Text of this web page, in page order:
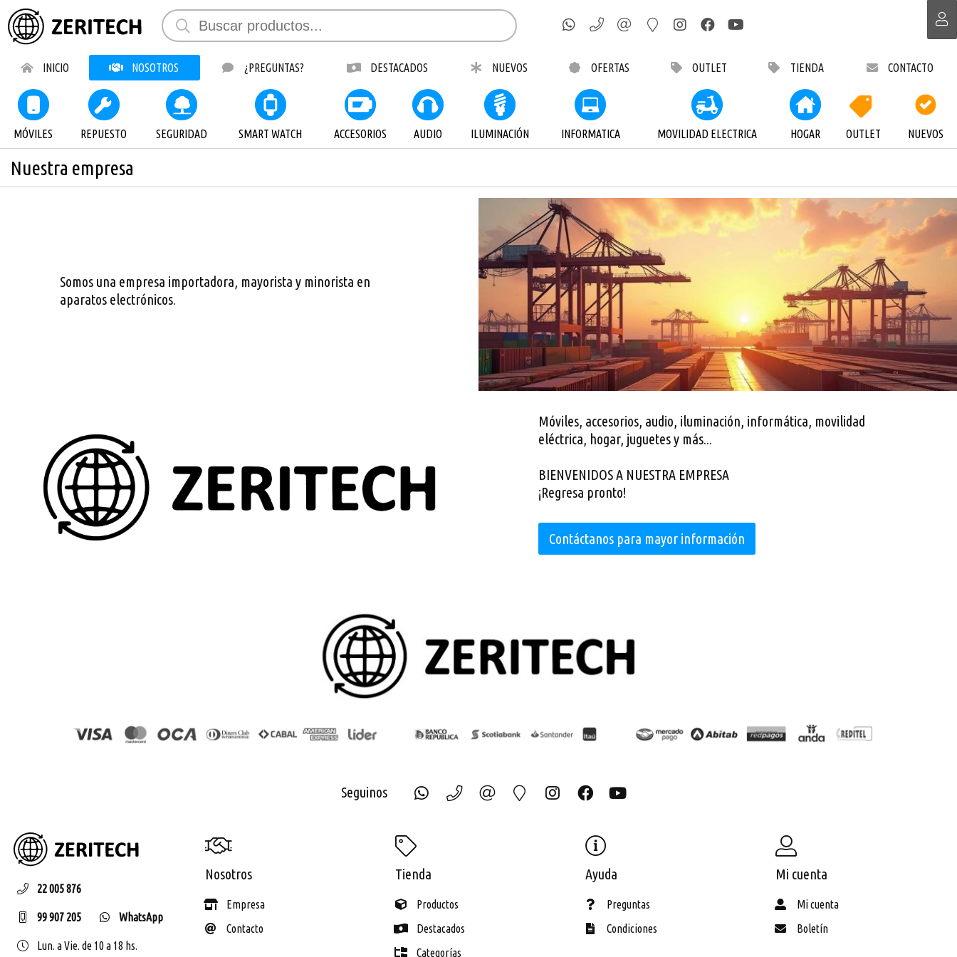
INICIO NOSOTROS ¿PREGUNTAS? DESTACADOS NUEVOS OFERTAS OUTLET TIENDA CONTACTO
MÓVILES REPUESTO SEGURIDAD SMART WATCH ACCESORIOS AUDIO ILUMINACIÓN INFORMATICA MOVILIDAD ELECTRICA HOGAR OUTLET NUEVOS
Nuestra empresa
Somos una empresa importadora, mayorista y minorista en
aparatos electrónicos.
Móviles, accesorios, audio, iluminación, informática, movilidad
eléctrica, hogar, juguetes y más...
BIENVENIDOS A NUESTRA EMPRESA
¡Regresa pronto!
Contáctanos para mayor información
Seguinos
22 005 876
99 907 205 WhatsApp
Lun. a Vie. de 10 a 18 hs.
Nosotros
Empresa
Contacto
Tienda
Productos
Destacados
Categorías
Ayuda
Preguntas
Condiciones
Mi cuenta
Mi cuenta
Boletín